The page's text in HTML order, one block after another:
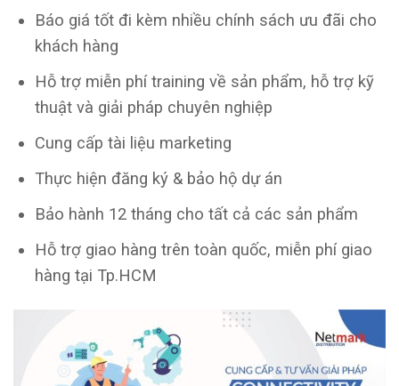
Báo giá tốt đi kèm nhiều chính sách ưu đãi cho
khách hàng
Hỗ trợ miễn phí training về sản phẩm, hỗ trợ kỹ
thuật và giải pháp chuyên nghiệp
Cung cấp tài liệu marketing
Thực hiện đăng ký & bảo hộ dự án
Bảo hành 12 tháng cho tất cả các sản phẩm
Hỗ trợ giao hàng trên toàn quốc, miễn phí giao
hàng tại Tp.HCM